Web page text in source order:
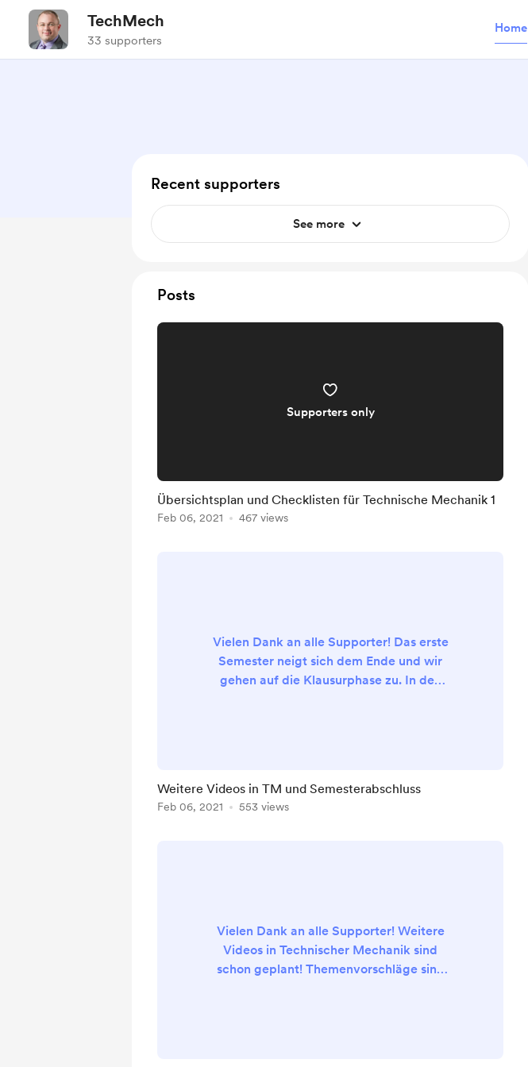
TechMech
33 supporters
Home
Recent supporters
See more
Posts
Supporters only
Übersichtsplan und Checklisten für Technische Mechanik 1
Feb 06, 2021 467 views
Vielen Dank an alle Supporter! Das erste
Semester neigt sich dem Ende und wir
gehen auf die Klausurphase zu. In den
Themen gehen und mit Ihnen gemeinsam
Aufgaben rechnen. Nutzen Sie die
Weitere Videos in TM und Semesterabschluss
Feb 06, 2021 553 views
Vielen Dank an alle Supporter! Weitere
Videos in Technischer Mechanik sind
schon geplant! Themenvorschläge sind